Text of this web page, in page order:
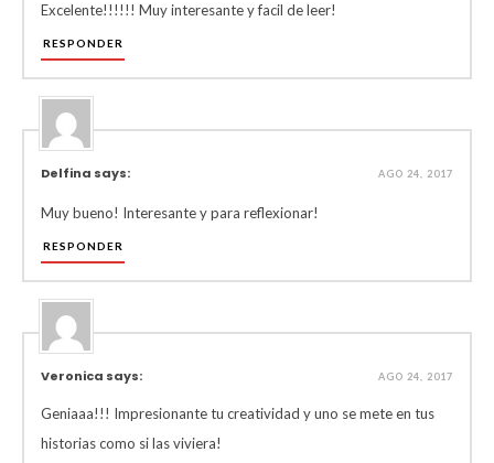
Excelente!!!!!! Muy interesante y facil de leer!
RESPONDER
Delfina says: AGO 24, 2017
Muy bueno! Interesante y para reflexionar!
RESPONDER
Veronica says: AGO 24, 2017
Geniaaa!!! Impresionante tu creatividad y uno se mete en tus
historias como si las viviera!